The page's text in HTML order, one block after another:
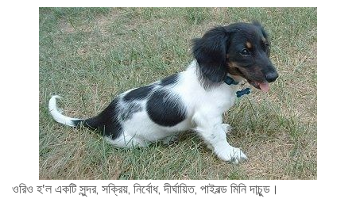
ওরিও হ'ল একটি সুন্দর, সক্রিয়, নির্বোধ, দীর্ঘায়িত, পাইবল্ড মিনি দাচুন্ড।